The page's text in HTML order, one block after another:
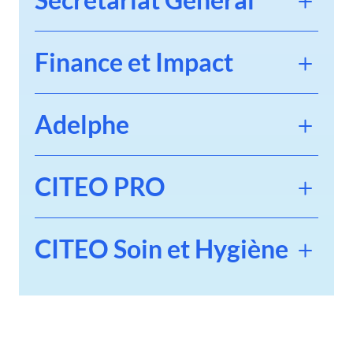
Opérations & Territoires
Recyclage
Finance et Impact
Adelphe
CITEO PRO
CITEO Soin et Hygiène